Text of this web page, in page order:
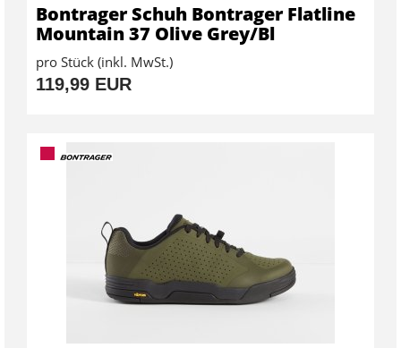
Bontrager Schuh Bontrager Flatline
Mountain 37 Olive Grey/Bl
pro Stück (inkl. MwSt.)
119,99 EUR